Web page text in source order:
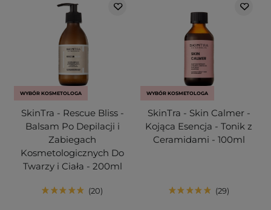
WYBÓR KOSMETOLOGA
SkinTra - Rescue Bliss -
Balsam Po Depilacji i
Zabiegach
Kosmetologicznych Do
Twarzy i Ciała - 200ml
20
WYBÓR KOSMETOLOGA
SkinTra - Skin Calmer -
Kojąca Esencja - Tonik z
Ceramidami - 100ml
29